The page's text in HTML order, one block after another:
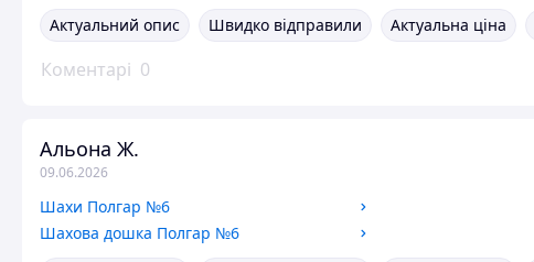
Актуальний опис
Швидко відправили Актуальна ціна
Коментарі 0
Альона Ж.
09.06.2026
Шахи Полгар №6
Шахова дошка Полгар №6